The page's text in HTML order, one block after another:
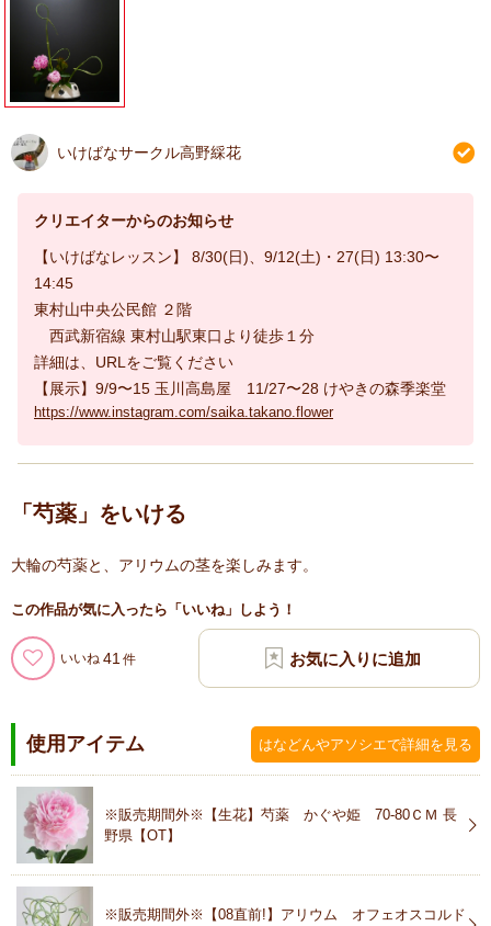
いけばなサークル高野綵花
クリエイターからのお知らせ
【いけばなレッスン】 8/30(日)、9/12(土)・27(日) 13:30〜
14:45
東村山中央公民館 ２階
西武新宿線 東村山駅東口より徒歩１分
詳細は、URLをご覧ください
【展示】9/9〜15 玉川高島屋 11/27〜28 けやきの森季楽堂
https://www.instagram.com/saika.takano.flower
「芍薬」をいける
大輪の芍薬と、アリウムの茎を楽しみます。
この作品が気に入ったら「いいね」しよう！
いいね 41
使用アイテム はなどんやアソシエで詳細を見る
※販売期間外※【生花】芍薬 かぐや姫 70-80ＣＭ 長
野県【OT】
※販売期間外※【08直前!】アリウム オフェオスコルド